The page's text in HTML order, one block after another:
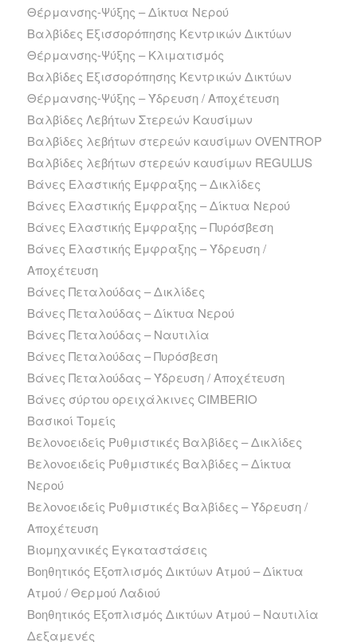
Θέρμανσης-Ψύξης – Δίκτυα Νερού
Βαλβίδες Εξισσορόπησης Κεντρικών Δικτύων
Θέρμανσης-Ψύξης – Κλιματισμός
Βαλβίδες Εξισσορόπησης Κεντρικών Δικτύων
Θέρμανσης-Ψύξης – Ύδρευση / Αποχέτευση
Βαλβίδες Λεβήτων Στερεών Καυσίμων
Βαλβίδες λεβήτων στερεών καυσίμων OVENTROP
Βαλβίδες λεβήτων στερεών καυσίμων REGULUS
Βάνες Ελαστικής Έμφραξης – Δικλίδες
Βάνες Ελαστικής Έμφραξης – Δίκτυα Νερού
Βάνες Ελαστικής Έμφραξης – Πυρόσβεση
Βάνες Ελαστικής Έμφραξης – Ύδρευση /
Αποχέτευση
Βάνες Πεταλούδας – Δικλίδες
Βάνες Πεταλούδας – Δίκτυα Νερού
Βάνες Πεταλούδας – Ναυτιλία
Βάνες Πεταλούδας – Πυρόσβεση
Βάνες Πεταλούδας – Ύδρευση / Αποχέτευση
Βάνες σύρτου ορειχάλκινες CIMBERIO
Βασικοί Τομείς
Βελονοειδείς Ρυθμιστικές Βαλβίδες – Δικλίδες
Βελονοειδείς Ρυθμιστικές Βαλβίδες – Δίκτυα
Νερού
Βελονοειδείς Ρυθμιστικές Βαλβίδες – Ύδρευση /
Αποχέτευση
Βιομηχανικές Εγκαταστάσεις
Βοηθητικός Εξοπλισμός Δικτύων Ατμού – Δίκτυα
Ατμού / Θερμού Λαδιού
Βοηθητικός Εξοπλισμός Δικτύων Ατμού – Ναυτιλία
Δεξαμενές